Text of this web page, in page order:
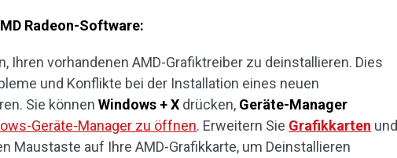
Radeon-Software:
Ihren vorhandenen AMD-Grafiktreiber zu deinstallieren. Dies
und Konflikte bei der Installation eines neuen
Sie könnenWindows + X drücken, Geräte-Manager
Geräte-Manager zu öffnen. Erweitern Sie Grafikkarten und
Maustaste auf Ihre AMD-Grafikkarte, um Deinstallieren